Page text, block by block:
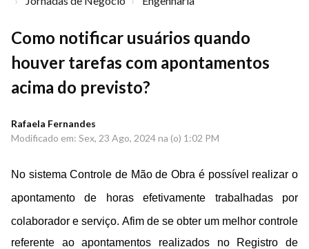
Como notificar usuários quando
houver tarefas com apontamentos
acima do previsto?
Rafaela Fernandes
Modificado em: Sex, 23 Ago, 2024 na (o) 1:02 PM
No sistema Controle de Mão de Obra é possível realizar o
apontamento de horas efetivamente trabalhadas por
colaborador e serviço. Afim de se obter um melhor controle
referente ao apontamentos realizados no Registro de